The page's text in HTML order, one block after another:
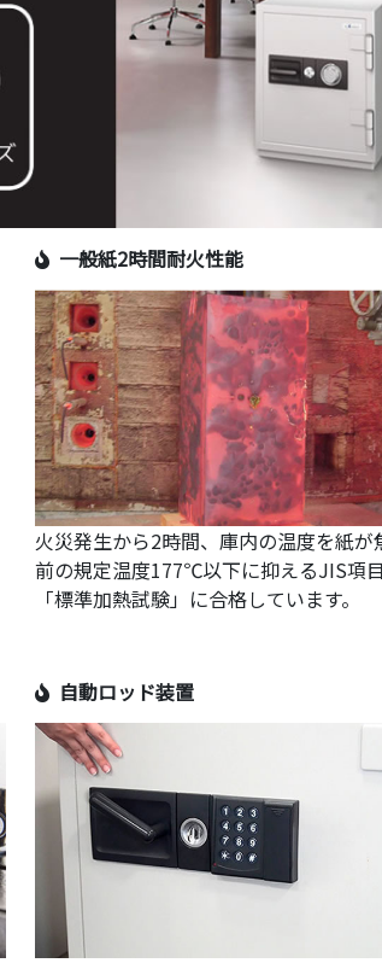
一般紙2時間耐火性能
火災発生から2時間、庫内の温度を紙が
前の規定温度177℃以下に抑えるJIS項
「標準加熱試験」に合格しています。
自動ロッド装置